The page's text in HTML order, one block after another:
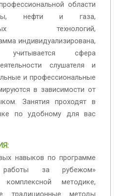
области
нефти и газа,
технологий,
индивидуализирована,
сфера
слушателя и
и профессиональные
в зависимости от
Занятия проходят в
по удобному для вас
навыков по программе
работы за рубежом»
методике,
традиционные методы